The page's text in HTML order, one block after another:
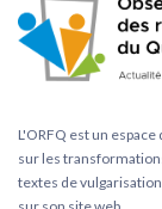
L'ORFQ est un
sur les
textes de